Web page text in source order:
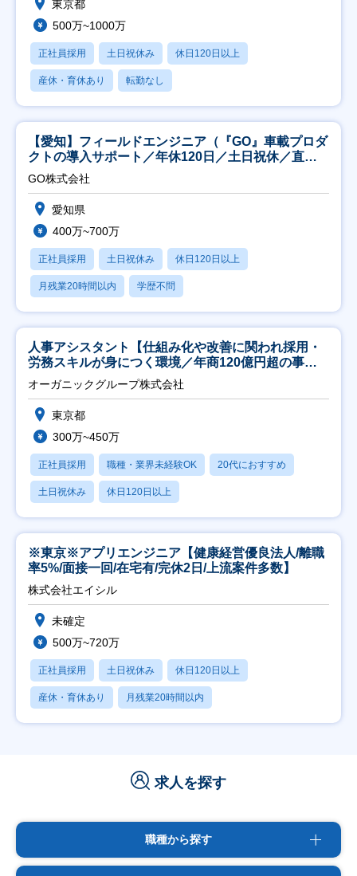
東京都
500万~1000万
正社員採用 土日祝休み 休日120日以上
産休・育休あり 転勤なし
【愛知】フィールドエンジニア（『GO』車載プロダ
クトの導入サポート／年休120日／土日祝休／直行
直帰
GO株式会社
愛知県
400万~700万
正社員採用 土日祝休み 休日120日以上
月残業20時間以内 学歴不問
人事アシスタント【仕組み化や改善に関われ採用・
労務スキルが身につく環境／年商120億円超の事業
会社】
オーガニックグループ株式会社
東京都
300万~450万
正社員採用 職種・業界未経験OK 20代におすすめ
土日祝休み 休日120日以上
※東京※アプリエンジニア【健康経営優良法人/離職
率5%/面接一回/在宅有/完休2日/上流案件多数】
株式会社エイシル
未確定
500万~720万
正社員採用 土日祝休み 休日120日以上
産休・育休あり 月残業20時間以内
求人を探す
職種から探す